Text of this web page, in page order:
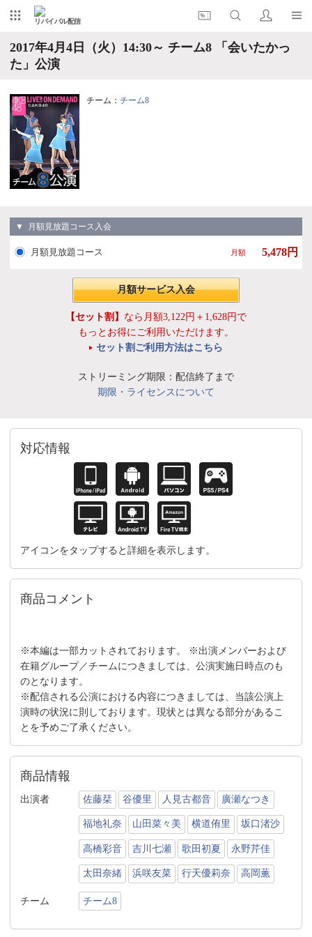
リバイバル配信
2017年4月4日（火）14:30～ チーム8 「会いたかっ
た」公演
チーム： チーム8
▼ 月額見放題コース入会
月額見放題コース 月額 5,478円
月額サービス入会
【セット割】 なら月額3,122円＋1,628円で
もっとお得にご利用いただけます。
セット割ご利用方法はこちら
ストリーミング期限：配信終了まで
期限・ライセンスについて
対応情報
アイコンをタップすると詳細を表示します。
商品コメント
※本編は一部カットされております。 ※出演メンバーおよび
在籍グループ／チームにつきましては、公演実施日時点のも
のとなります。
※配信される公演における内容につきましては、当該公演上
演時の状況に則しております。現状とは異なる部分があるこ
とを予めご了承ください。
商品情報
出演者 佐藤栞 谷優里 人見古都音 廣瀬なつき
福地礼奈 山田菜々美 横道侑里 坂口渚沙
高橋彩音 吉川七瀬 歌田初夏 永野芹佳
太田奈緒 浜咲友菜 行天優莉奈 高岡薫
チーム チーム8